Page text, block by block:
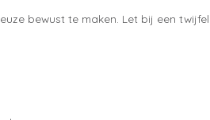
bewust te maken. Let bij een